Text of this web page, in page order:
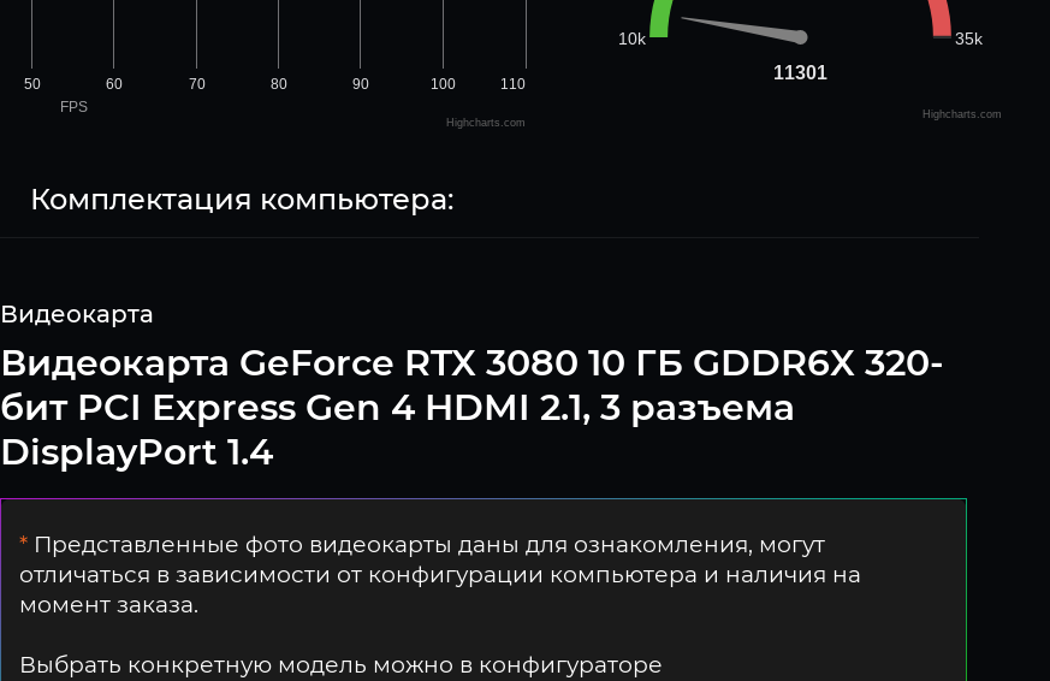
FPS
50 60 70 80 90 100 110
Highcharts.com
11301
11301
10k 35k
Highcharts.com
Комплектация компьютера:
Видеокарта
Видеокарта GeForce RTX 3080 10 ГБ GDDR6X 320-
бит PCI Express Gen 4 HDMI 2.1, 3 разъема
DisplayPort 1.4
* Представленные фото видеокарты даны для ознакомления, могут
отличаться в зависимости от конфигурации компьютера и наличия на
момент заказа.
Выбрать конкретную модель можно в конфигураторе